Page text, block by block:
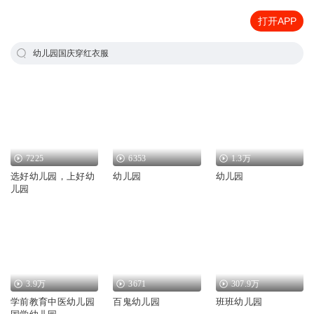
打开APP
幼儿园国庆穿红衣服
7225
选好幼儿园，上好幼
儿园
6353
幼儿园
1.3万
幼儿园
3.9万
学前教育中医幼儿园
3671
百鬼幼儿园
307.9万
班班幼儿园